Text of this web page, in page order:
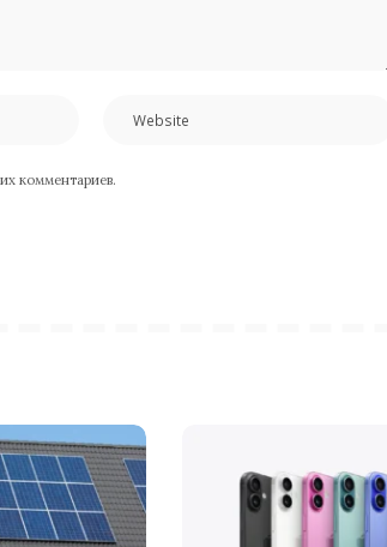
комментариев.